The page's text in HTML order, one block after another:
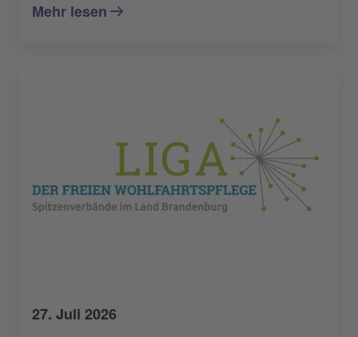
Mehr lesen
27. Juli 2026